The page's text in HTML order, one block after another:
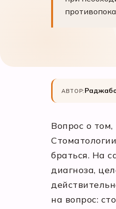
АВТОР:
Вопрос о
браться. На
диагноза,
на вопрос: